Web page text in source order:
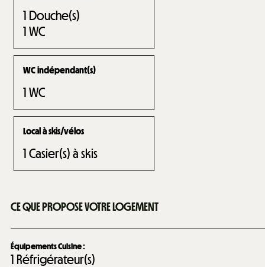
1 Douche(s)
1WC
WC indépendant(s)
1WC
Local à skis/vélos
1Casier(s) à skis
CE QUE PROPOSE VOTRE LOGEMENT
Équipements Cuisine:
1 Réfrigérateur(s)